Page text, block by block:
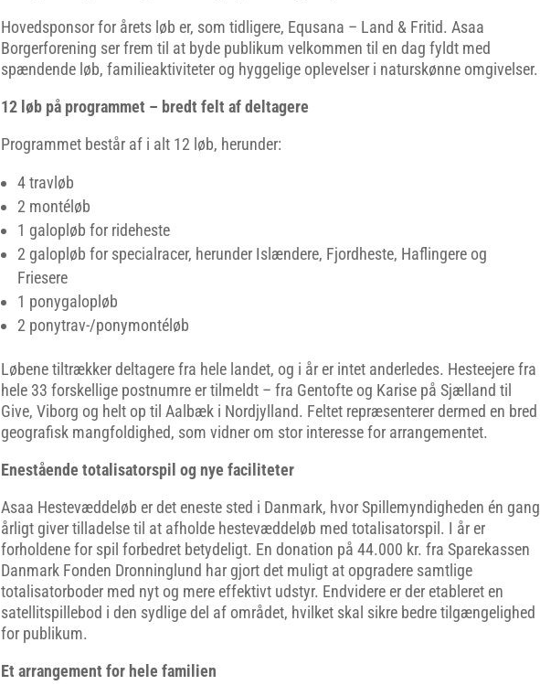
Hovedsponsor for årets løb er, som tidligere, Equsana – Land & Fritid. Asaa
Borgerforening ser frem til at byde publikum velkommen til en dag fyldt med
spændende løb, familieaktiviteter og hyggelige oplevelser i naturskønne omgivelser.
12 løb på programmet – bredt felt af deltagere
Programmet består af i alt 12 løb, herunder:
4 travløb
2 montéløb
1 galopløb for rideheste
2 galopløb for specialracer, herunder Islændere, Fjordheste, Haflingere og
Friesere
1 ponygalopløb
2 ponytrav-/ponymontéløb
Løbene tiltrækker deltagere fra hele landet, og i år er intet anderledes. Hesteejere fra
hele 33 forskellige postnumre er tilmeldt – fra Gentofte og Karise på Sjælland til
Give, Viborg og helt op til Aalbæk i Nordjylland. Feltet repræsenterer dermed en bred
geografisk mangfoldighed, som vidner om stor interesse for arrangementet.
Enestående totalisatorspil og nye faciliteter
Asaa Hestevæddeløb er det eneste sted i Danmark, hvor Spillemyndigheden én gang
årligt giver tilladelse til at afholde hestevæddeløb med totalisatorspil. I år er
forholdene for spil forbedret betydeligt. En donation på 44.000 kr. fra Sparekassen
Danmark Fonden Dronninglund har gjort det muligt at opgradere samtlige
totalisatorboder med nyt og mere effektivt udstyr. Endvidere er der etableret en
satellitspillebod i den sydlige del af området, hvilket skal sikre bedre tilgængelighed
for publikum.
Et arrangement for hele familien